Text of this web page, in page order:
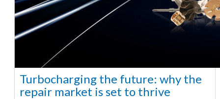
Turbocharging the future: why the
repair market is set to thrive